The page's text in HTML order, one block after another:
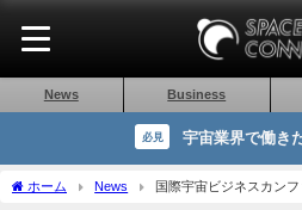
News Business
必見 宇宙業界で働き
ホーム News
国際宇宙ビジネスカンフ